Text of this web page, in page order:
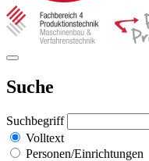
Suche
Suchbegriff
Volltext
Personen/Einrichtungen